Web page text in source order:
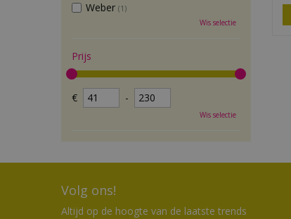
Weber (1)
Wis selectie
Prijs
€ -
Wis selectie
Volg ons!
Altijd op de hoogte van de laatste trends